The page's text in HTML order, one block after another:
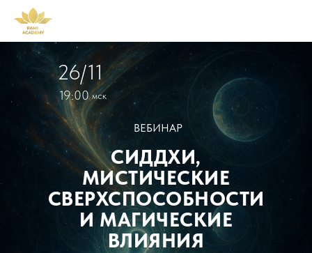
СИДДХИ,
МИСТИЧЕСКИЕ
СВЕРХСПОСОБНОСТИ
И МАГИЧЕСКИЕ
ВЛИЯНИЯ
26/11
19:00 мск
ВЕБИНАР